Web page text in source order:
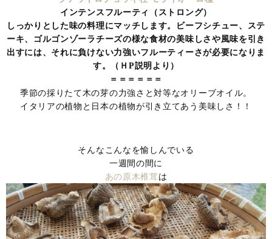
インテンスフルーティ（ストロング）
しっかりとした味の料理にマッチします。ビーフシチュー、ステ
ーキ、ゴルゴンゾーラチーズの様な食材の美味しさや風味を引き
出すには、それに負けない力強いフルーティーさが必要になりま
す。（ＨP説明より）
＝＝＝＝＝＝
季節の採りたて木の芽の力強さと対等なオリーブオイル。
イタリアの植物と日本の植物が引き立てあう美味しさ！！
そんなこんなを愉しんでいる
一週間の間に
あの原木椎茸は